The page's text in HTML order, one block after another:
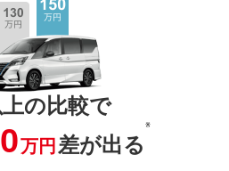
の比較で
万円 差が出る
※